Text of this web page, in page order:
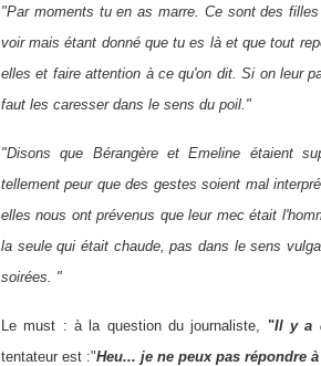
"Par moments tu en as marre. Ce sont des
voir mais étant donné que tu es là et que tout
elles et faire attention à ce qu'on dit. Si on leur
faut les caresser dans le sens du poil."
"Disons que Bérangère et Emeline étaient
tellement peur que des gestes soient mal
elles nous ont prévenus que leur mec était
la seule qui était chaude, pas dans le sens
soirées. "
Le must : à la question du journaliste, "Il y a
tentateur est :"Heu... je ne peux pas répondre